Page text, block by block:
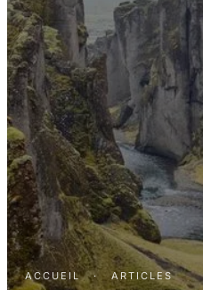
ACCUEIL · ARTICLES